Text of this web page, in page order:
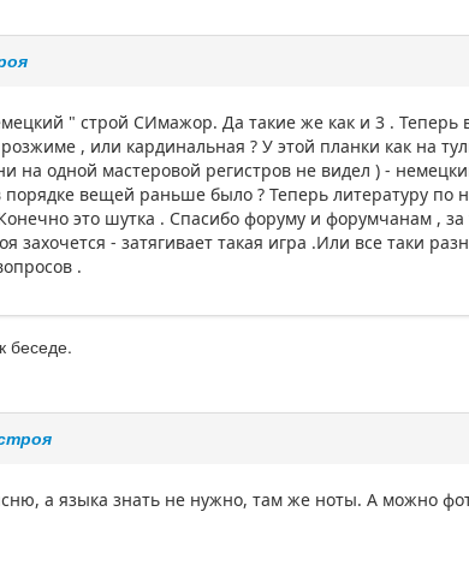
" строй СИмажор. Да такие же как и 3 . Теперь
, или кардинальная ? У этой планки как на
на одной мастеровой регистров не видел ) -
порядке вещей раньше было ? Теперь литературу по
это шутка . Спасибо форуму и форумчанам , за
- затягивает такая игра .Или все таки
.
беседе.
а языка знать не нужно, там же ноты. А можно